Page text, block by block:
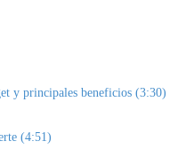
y principales beneficios (3:30)
(4:51)